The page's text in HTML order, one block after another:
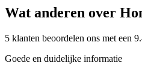
Wat anderen over
5 klanten beoordelen ons met een
Goede en duidelijke informatie